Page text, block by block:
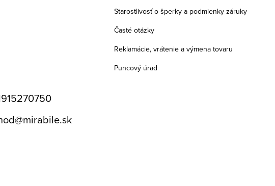
Starostlivosť o šperky a podmienky záruky
Časté otázky
Reklamácie, vrátenie a výmena tovaru
Puncový úrad
@mirabile.sk